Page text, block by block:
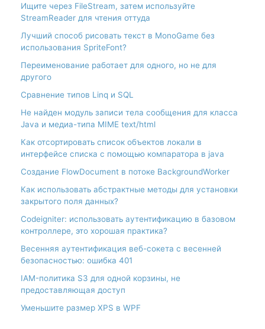
Ищите через FileStream, затем используйте
StreamReader для чтения оттуда
Лучший способ рисовать текст в MonoGame без
использования SpriteFont?
Переименование работает для одного, но не для
другого
Сравнение типов Linq и SQL
Не найден модуль записи тела сообщения для класса
Java и медиа-типа MIME text/html
Как отсортировать список объектов локали в
интерфейсе списка с помощью компаратора в java
Создание FlowDocument в потоке BackgroundWorker
Как использовать абстрактные методы для установки
закрытого поля данных?
Codeigniter: использовать аутентификацию в базовом
контроллере, это хорошая практика?
Весенняя аутентификация веб-сокета с весенней
безопасностью: ошибка 401
IAM-политика S3 для одной корзины, не
предоставляющая доступ
Уменьшите размер XPS в WPF